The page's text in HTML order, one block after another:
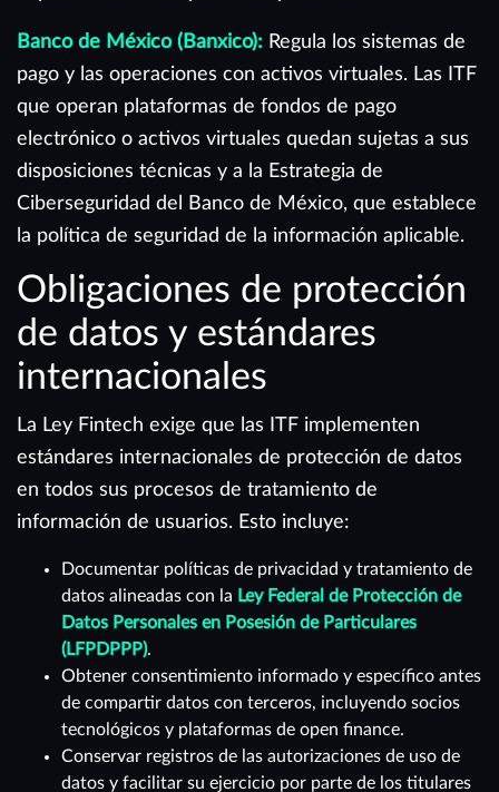
Banco de México (Banxico): Regula los sistemas de
pago y las operaciones con activos virtuales. Las ITF
que operan plataformas de fondos de pago
electrónico o activos virtuales quedan sujetas a sus
disposiciones técnicas y a la Estrategia de
Ciberseguridad del Banco de México, que establece
la política de seguridad de la información aplicable.
Obligaciones de protección
de datos y estándares
internacionales
La Ley Fintech exige que las ITF implementen
estándares internacionales de protección de datos
en todos sus procesos de tratamiento de
información de usuarios. Esto incluye:
Documentar políticas de privacidad y tratamiento de
datos alineadas con la Ley Federal de Protección de
Datos Personales en Posesión de Particulares
(LFPDPPP).
Obtener consentimiento informado y específico antes
de compartir datos con terceros, incluyendo socios
tecnológicos y plataformas de open finance.
Conservar registros de las autorizaciones de uso de
datos y facilitar su ejercicio por parte de los titulares